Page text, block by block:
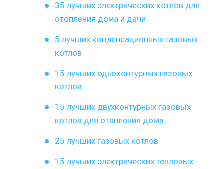
35 лучших электрических котлов для
отопления дома и дачи
5 лучших конденсационных газовых
котлов
15 лучших одноконтурных газовых
котлов
15 лучших двухконтурных газовых
котлов для отопления дома
25 лучших газовых котлов
15 лучших электрических тепловых